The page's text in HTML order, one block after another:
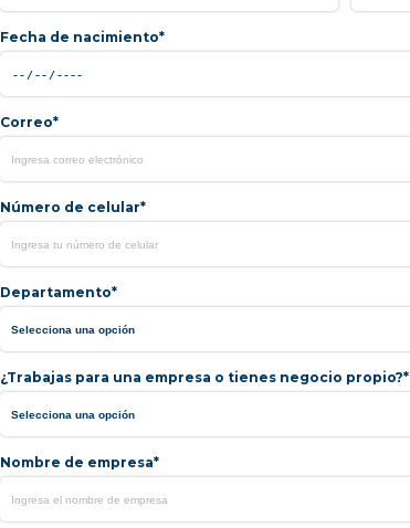
Fecha de nacimiento*
Correo*
Número de celular*
Departamento*
¿Trabajas para una empresa o tienes negocio propio?*
Nombre de empresa*